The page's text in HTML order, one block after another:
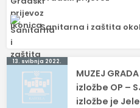
Sanitarna i zaštita
Navigacija
objava
13. svibnja 2022.
MUZEJ
izložbe OP –
izložbe je